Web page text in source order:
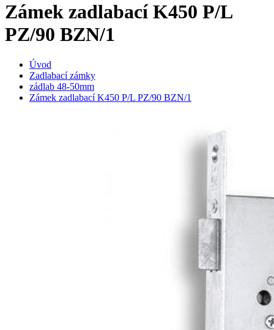
Zámek zadlabací K450 P/L
PZ/90 BZN/1
Úvod
Zadlabací zámky
zádlab 48-50mm
Zámek zadlabací K450 P/L PZ/90 BZN/1